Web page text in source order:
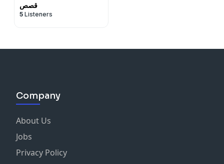
قصص
5 Listeners
Company
About Us
Jobs
Privacy Policy